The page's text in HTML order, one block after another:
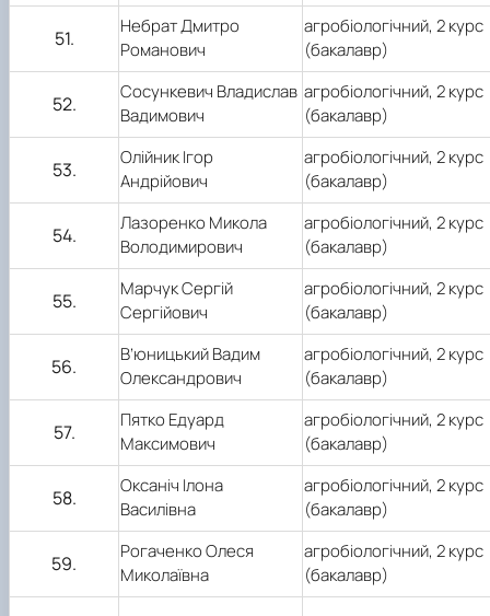
51.
Небрат Дмитро
Романович
агробіологічний, 2курс
(бакалавр)
52.
Сосункевич Владислав
Вадимович
агробіологічний, 2курс
(бакалавр)
53.
Олійник Ігор
Андрійович
агробіологічний, 2курс
(бакалавр)
54.
Лазоренко Микола
Володимирович
агробіологічний, 2курс
(бакалавр)
55.
Марчук Сергій
Сергійович
агробіологічний, 2курс
(бакалавр)
56.
В’юницький Вадим
Олександрович
агробіологічний, 2курс
(бакалавр)
57.
Пятко Едуард
Максимович
агробіологічний, 2курс
(бакалавр)
58.
Оксаніч Ілона
Василівна
агробіологічний, 2курс
(бакалавр)
59.
Рогаченко Олеся
Миколаївна
агробіологічний, 2курс
(бакалавр)